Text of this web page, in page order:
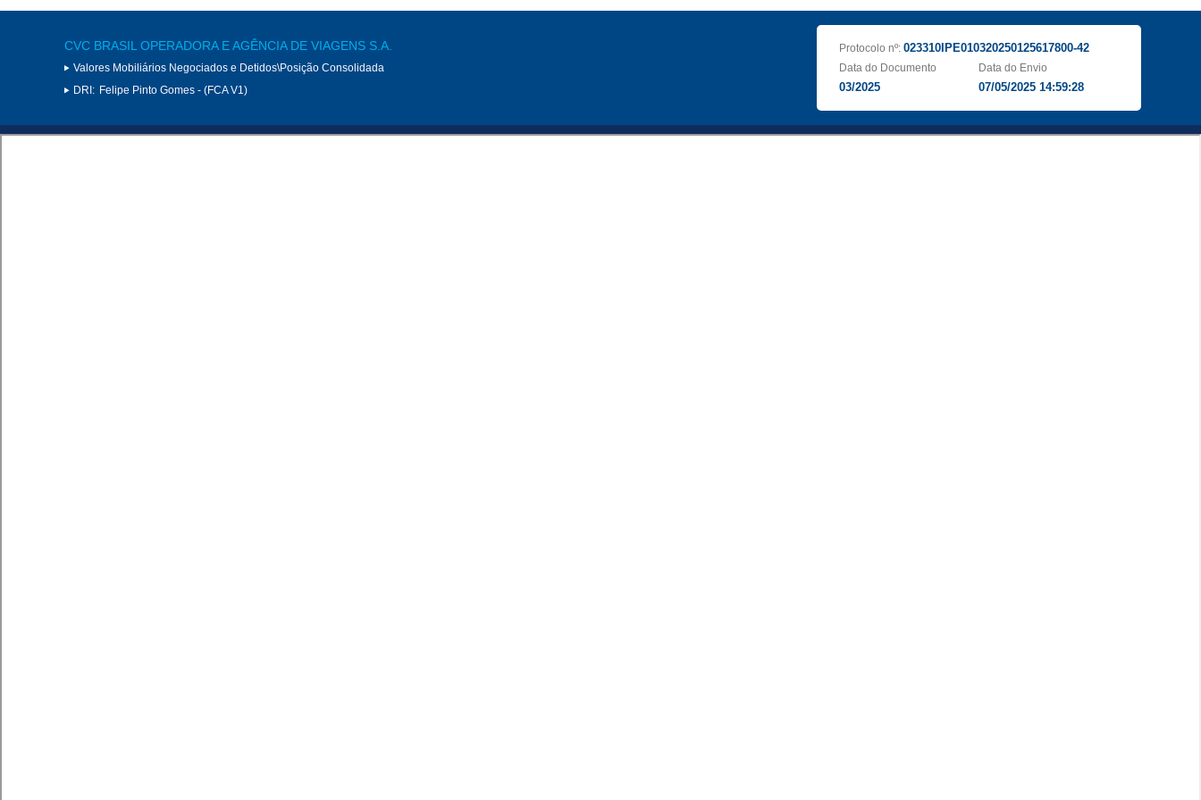
CVC BRASIL OPERADORA E AGÊNCIA DE VIAGENS S.A.
Valores Mobiliários Negociados e Detidos\Posição Consolidada
DRI: Felipe Pinto Gomes - (FCA V1)
Protocolo nº: 023310IPE010320250125617800-42
Data do Documento
03/2025
Data do Envio
07/05/2025 14:59:28